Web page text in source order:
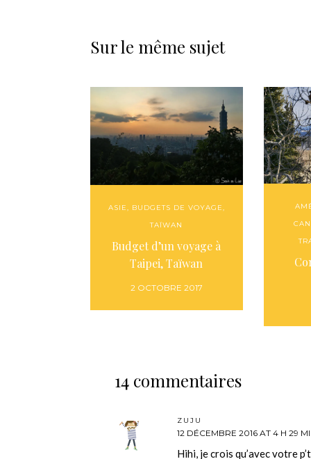
Sur le même sujet
ASIE BUDGETS DE VOYAGE
TAÏWAN
Budget d’un voyage à
Taipei, Taïwan
2 OCTOBRE 2017
14 commentaires
ZUJU
12 DÉCEMBRE 2016 AT 4 H 29
Hihi, je crois qu’avec votre